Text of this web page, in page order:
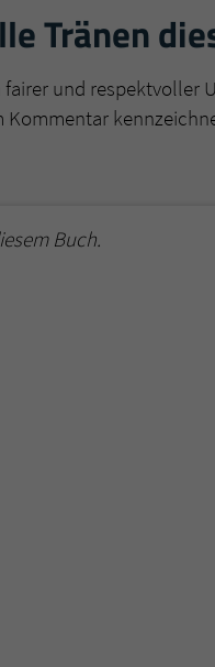
Tränen
fairer und
Buch.